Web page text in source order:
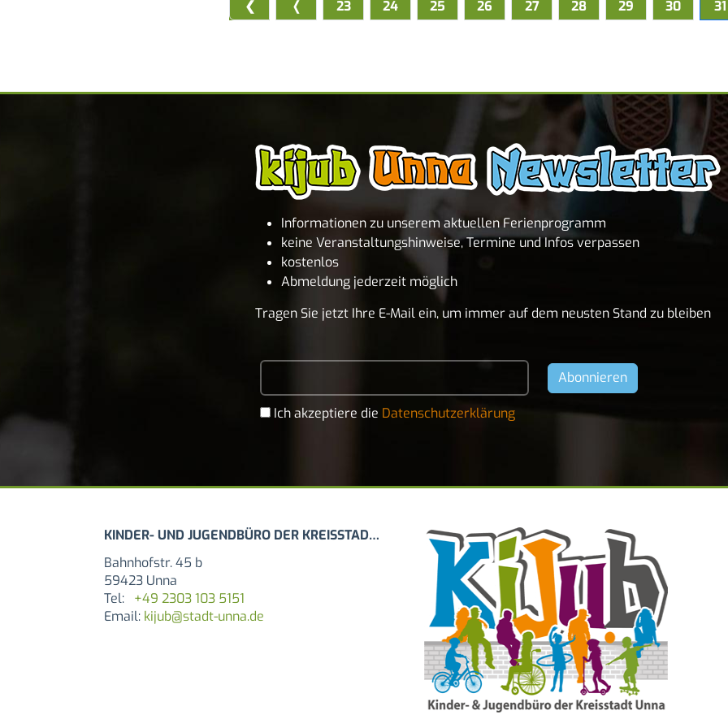
23 24 25 26 27 28 29 30 31
Informationen zu unserem aktuellen Ferienprogramm
keine Veranstaltungshinweise, Termine und Infos verpassen
kostenlos
Abmeldung jederzeit möglich
Tragen Sie jetzt Ihre E-Mail ein, um immer auf dem neusten Stand zu bleiben
Ich akzeptiere die Datenschutzerklärung
KINDER- UND JUGENDBÜRO DER KREISSTADT UNNA
Bahnhofstr. 45 b
59423 Unna
Tel: +49 2303 103 5151
Email: kijub@stadt-unna.de